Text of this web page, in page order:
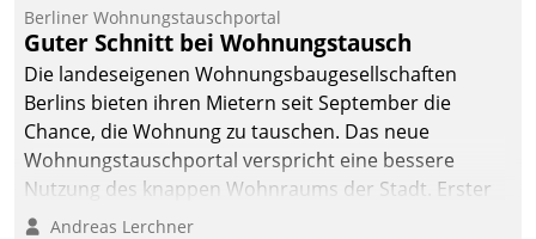
datengestützte
Entscheidungen.
Berliner Wohnungstauschportal
Guter Schnitt bei Wohnungstausch
Die landeseigenen Wohnungsbaugesellschaften
Berlins bieten ihren Mietern seit September die
Chance, die Wohnung zu tauschen. Das neue
Wohnungstauschportal verspricht eine bessere
Nutzung des knappen Wohnraums der Stadt. Erster
Anwendungsfall für Datatrains Lösung API-Hub mit
Andreas Lerchner